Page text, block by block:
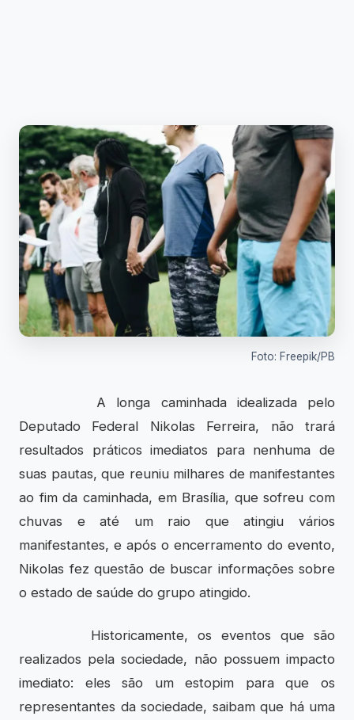
Foto: Freepik/PB
A longa caminhada idealizada pelo
Deputado Federal Nikolas Ferreira, não trará
resultados práticos imediatos para nenhuma de
suas pautas, que reuniu milhares de manifestantes
ao fim da caminhada, em Brasília, que sofreu com
chuvas e até um raio que atingiu vários
manifestantes, e após o encerramento do evento,
Nikolas fez questão de buscar informações sobre
o estado de saúde do grupo atingido.
Historicamente, os eventos que são
realizados pela sociedade, não possuem impacto
imediato: eles são um estopim para que os
representantes da sociedade, saibam que há uma